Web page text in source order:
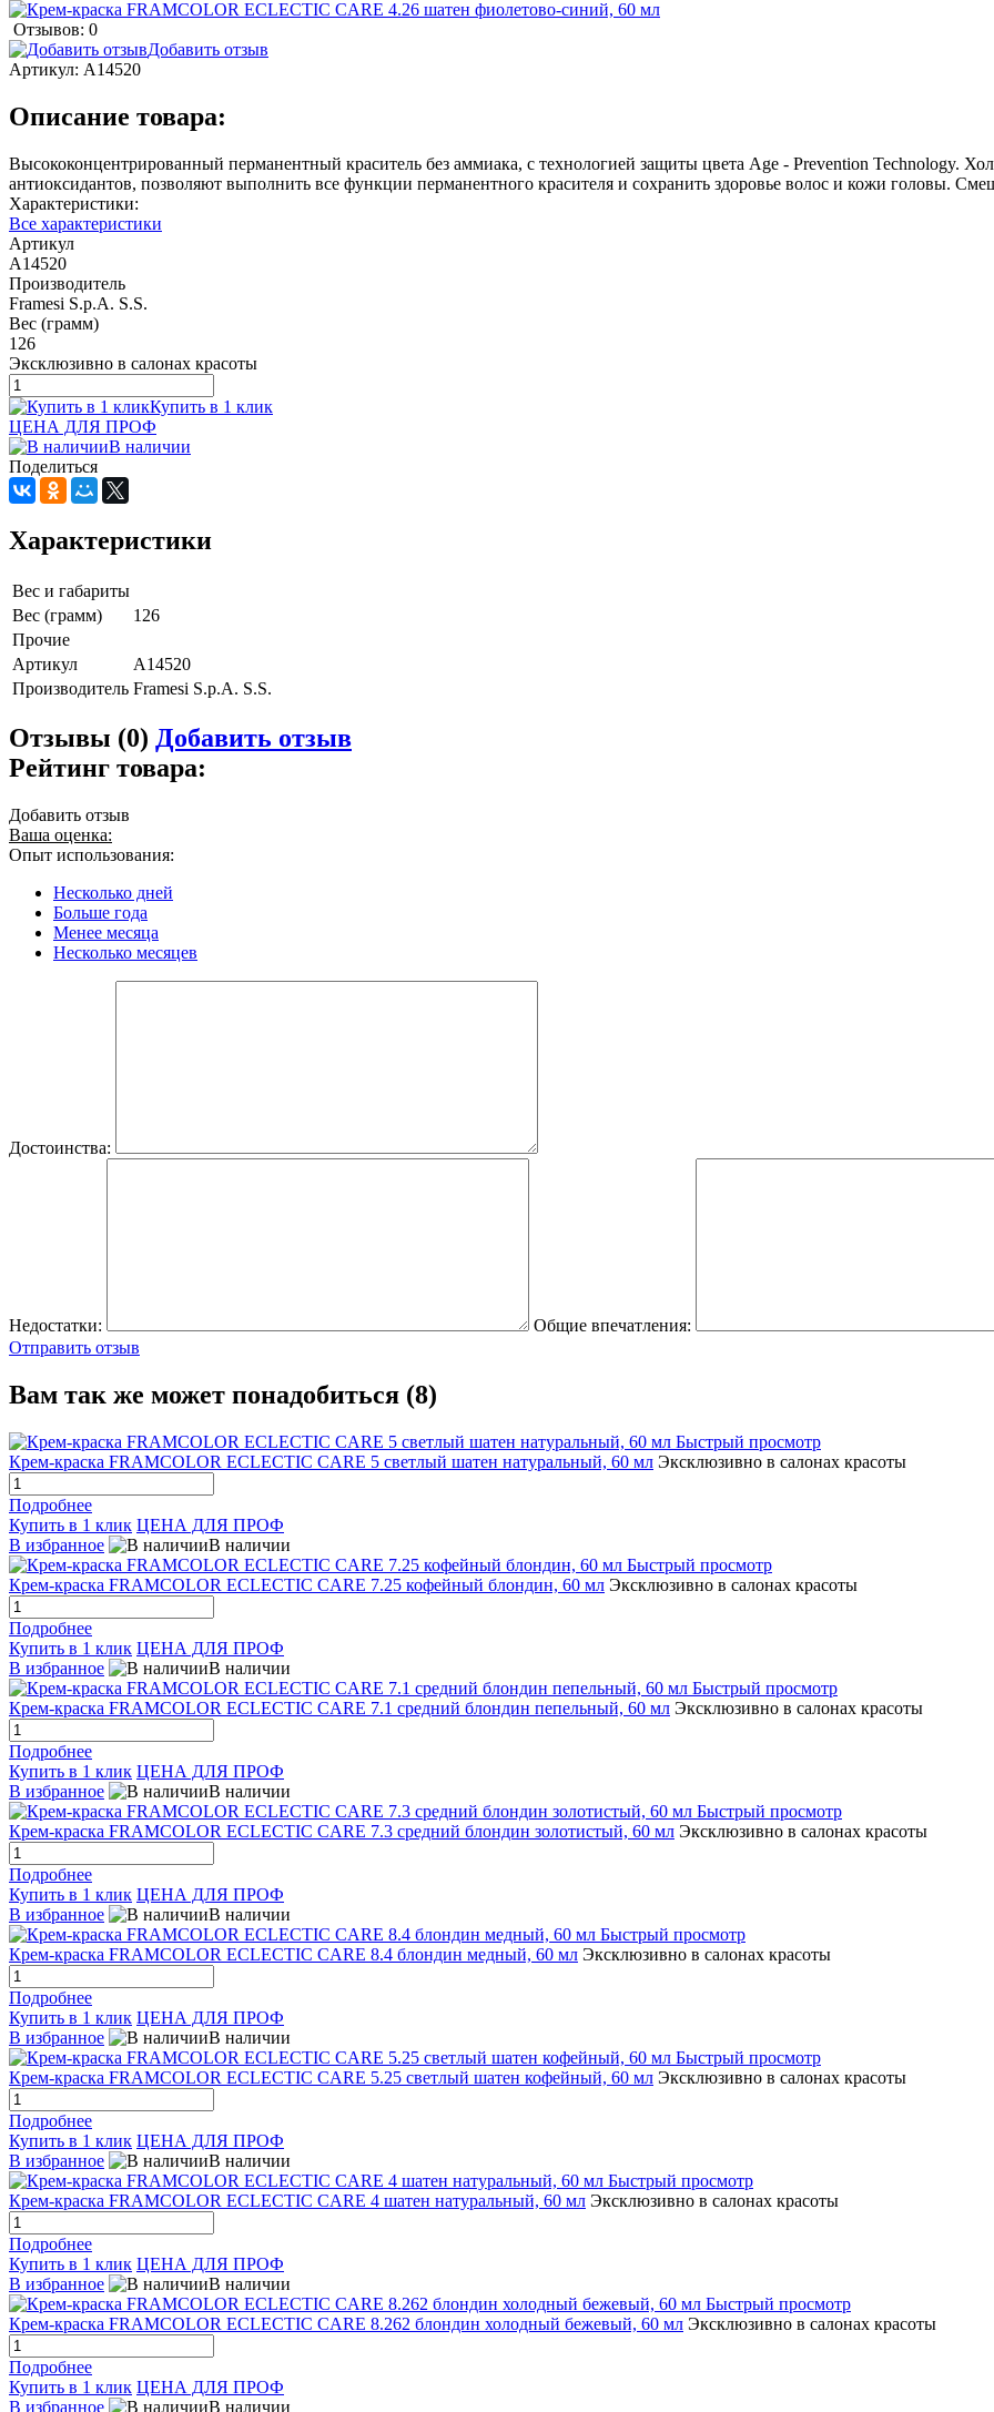
Отзывов: 0
Добавить отзыв
Артикул: A14520
Описание товара:
Высококонцентрированный перманентный краситель без аммиака, с технологией защиты цвета Age - Prevention Technology.
антиоксидантов, позволяют выполнить все функции перманентного красителя и сохранить здоровье волос и кожи головы.
Характеристики:
Все характеристики
Артикул
A14520
Производитель
Framesi S.p.A. S.S.
Вес (грамм)
126
Эксклюзивно в салонах красоты
Купить в 1 клик
ЦЕНА ДЛЯ ПРОФ
В наличии
Поделиться
Характеристики
Вес и габариты
Вес (грамм)
126
Прочие
Артикул
A14520
Производитель Framesi S.p.A. S.S.
Отзывы (0) Добавить отзыв
Рейтинг товара:
Добавить отзыв
Ваша оценка:
Опыт использования:
Несколько дней
Больше года
Менее месяца
Несколько месяцев
Достоинства:
Недостатки: Общие впечатления:
Отправить отзыв
Вам так же может понадобиться (8)
Быстрый просмотр
Крем-краска FRAMCOLOR ECLECTIC CARE 5 светлый шатен натуральный, 60 мл Эксклюзивно в салонах красоты
Подробнее
Купить в 1 клик ЦЕНА ДЛЯ ПРОФ
В избранное
В наличии
Быстрый просмотр
Крем-краска FRAMCOLOR ECLECTIC CARE 7.25 кофейный блондин, 60 мл Эксклюзивно в салонах красоты
Подробнее
Купить в 1 клик ЦЕНА ДЛЯ ПРОФ
В избранное
В наличии
Быстрый просмотр
Крем-краска FRAMCOLOR ECLECTIC CARE 7.1 средний блондин пепельный, 60 мл Эксклюзивно в салонах красоты
Подробнее
Купить в 1 клик ЦЕНА ДЛЯ ПРОФ
В избранное
В наличии
Быстрый просмотр
Крем-краска FRAMCOLOR ECLECTIC CARE 7.3 средний блондин золотистый, 60 мл Эксклюзивно в салонах красоты
Подробнее
Купить в 1 клик ЦЕНА ДЛЯ ПРОФ
В избранное
В наличии
Быстрый просмотр
Крем-краска FRAMCOLOR ECLECTIC CARE 8.4 блондин медный, 60 мл Эксклюзивно в салонах красоты
Подробнее
Купить в 1 клик ЦЕНА ДЛЯ ПРОФ
В избранное
В наличии
Быстрый просмотр
Крем-краска FRAMCOLOR ECLECTIC CARE 5.25 светлый шатен кофейный, 60 мл Эксклюзивно в салонах красоты
Подробнее
Купить в 1 клик ЦЕНА ДЛЯ ПРОФ
В избранное
В наличии
Быстрый просмотр
Крем-краска FRAMCOLOR ECLECTIC CARE 4 шатен натуральный, 60 мл Эксклюзивно в салонах красоты
Подробнее
Купить в 1 клик ЦЕНА ДЛЯ ПРОФ
В избранное
В наличии
Быстрый просмотр
Крем-краска FRAMCOLOR ECLECTIC CARE 8.262 блондин холодный бежевый, 60 мл Эксклюзивно в салонах красоты
Подробнее
Купить в 1 клик ЦЕНА ДЛЯ ПРОФ
В избранное
В наличии